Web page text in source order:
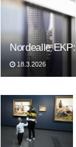
Nordealle
18.3.2026